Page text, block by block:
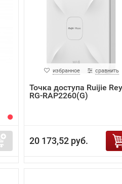
избранное сравнить
Точка доступа Ruijie
RG-RAP2260(G)
20 173,52 руб.